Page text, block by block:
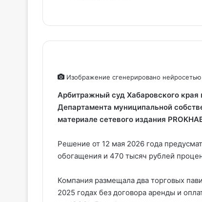
Изображение сгенерировано нейросетью
Арбитражный суд Хабаровского
Департамента муниципальной
материале сетевого издания
Решение от 12 мая 2026 года
обогащения и 470 тысяч рублей
Компания размещала два торговых
2025 годах без договора аренды и